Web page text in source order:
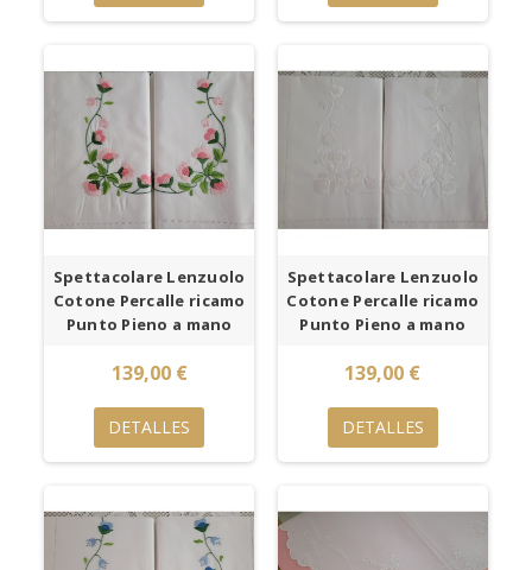
Spettacolare Lenzuolo
Cotone Percalle ricamo
Punto Pieno a mano
139,00 €
DETALLES
Spettacolare Lenzuolo
Cotone Percalle ricamo
Punto Pieno a mano
139,00 €
DETALLES